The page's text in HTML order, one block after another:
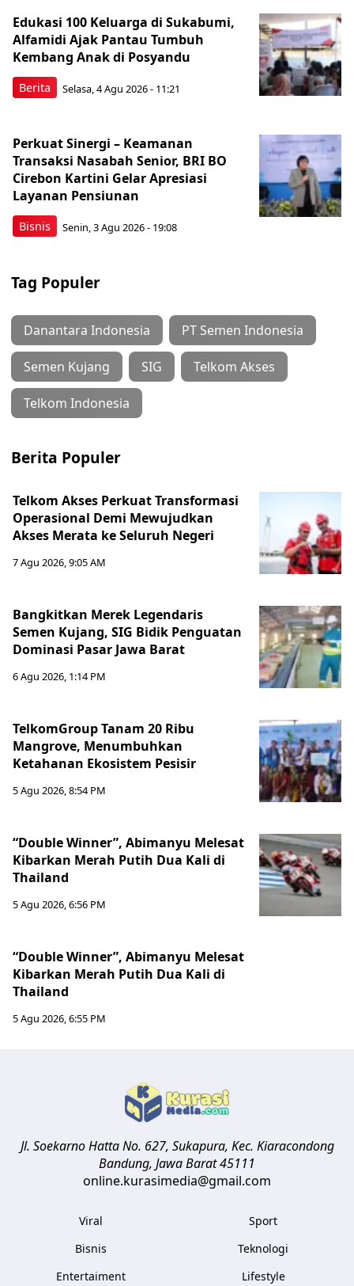
Berita
Edukasi 100 Keluarga di Sukabumi,
Alfamidi Ajak Pantau Tumbuh
Kembang Anak di Posyandu
Selasa, 4 Agu 2026 - 11:21
Bisnis
Perkuat Sinergi – Keamanan
Transaksi Nasabah Senior, BRI BO
Cirebon Kartini Gelar Apresiasi
Layanan Pensiunan
Senin, 3 Agu 2026 - 19:08
Tag Populer
Danantara Indonesia PT Semen Indonesia
Semen Kujang SIG Telkom Akses
Telkom Indonesia
Berita Populer
Telkom Akses Perkuat Transformasi
Operasional Demi Mewujudkan
Akses Merata ke Seluruh Negeri
7 Agu 2026, 9:05 AM
Bangkitkan Merek Legendaris
Semen Kujang, SIG Bidik Penguatan
Dominasi Pasar Jawa Barat
6 Agu 2026, 1:14 PM
TelkomGroup Tanam 20 Ribu
Mangrove, Menumbuhkan
Ketahanan Ekosistem Pesisir
5 Agu 2026, 8:54 PM
“Double Winner”, Abimanyu Melesat
Kibarkan Merah Putih Dua Kali di
Thailand
5 Agu 2026, 6:56 PM
“Double Winner”, Abimanyu Melesat
Kibarkan Merah Putih Dua Kali di
Thailand
5 Agu 2026, 6:55 PM
Jl. Soekarno Hatta No. 627, Sukapura, Kec. Kiaracondong
Bandung, Jawa Barat45111
online.kurasimedia@gmail.com
Viral
Bisnis
Entertaiment
Sport
Teknologi
Lifestyle